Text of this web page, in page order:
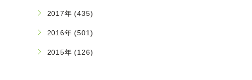
2017年 (435)
2016年 (501)
2015年 (126)